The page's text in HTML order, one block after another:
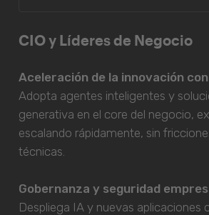
CIO y Líderes de Negocio
Aceleración de la innovación
Adopta agentes inteligentes y
generativa en el core del negocio,
escalando rápidamente, sin
técnicas.
Gobernanza y seguridad
Despliega IA y nuevas aplicaciones